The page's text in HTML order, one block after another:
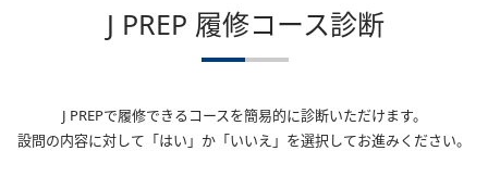
J PREP 履修コース診断
J PREPで履修できるコースを簡易的に診断いただけます。
設問の内容に対して「はい」か「いいえ」を選択してお進みください。